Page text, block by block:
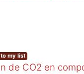
my list
de CO2 en